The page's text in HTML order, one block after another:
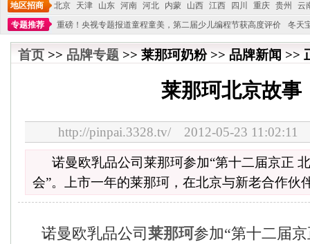
地区招商 北京 天津 山东 河南 河北 内蒙 山西 江西 四川 重庆 贵州
云
专题推荐
重磅！央视专题报道童程童美，第二届少儿编程节获高度评价
冬天
不能再单纯地销售产品,而要向增强服务转型,毕竟母婴产品比较特殊。”
妇幼广场
首页 >> 品牌专题 >> 莱那珂奶粉 >> 品牌新闻 >>
莱那珂北京故事
http://pinpai.3328.tv/ 2012-05-23 11:02:11
诺曼欧乳品公司莱那珂参加“第十二届京正
会”。上市一年的莱那珂，在北京与新老合作伙
诺曼欧乳品公司 莱那珂参加“第十二届